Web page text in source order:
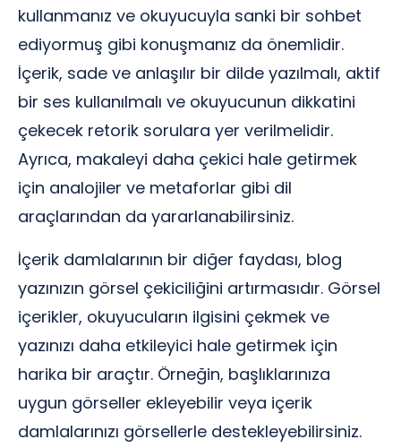
kullanmanız ve okuyucuyla sanki bir sohbet
ediyormuş gibi konuşmanız da önemlidir.
İçerik, sade ve anlaşılır bir dilde yazılmalı, aktif
bir ses kullanılmalı ve okuyucunun dikkatini
çekecek retorik sorulara yer verilmelidir.
Ayrıca, makaleyi daha çekici hale getirmek
için analojiler ve metaforlar gibi dil
araçlarından da yararlanabilirsiniz.
İçerik damlalarının bir diğer faydası, blog
yazınızın görsel çekiciliğini artırmasıdır. Görsel
içerikler, okuyucuların ilgisini çekmek ve
yazınızı daha etkileyici hale getirmek için
harika bir araçtır. Örneğin, başlıklarınıza
uygun görseller ekleyebilir veya içerik
damlalarınızı görsellerle destekleyebilirsiniz.